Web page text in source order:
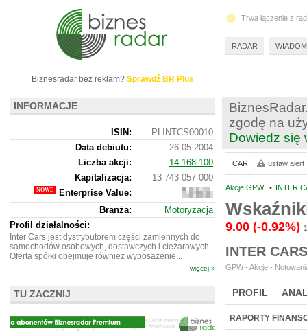
zgodę na
Dowiedz się
Akcje GPW • INTER
9.00 (-0.92%)
INTER
GPW - Akcje -
PROFIL
WYCENA BR
RAPORTY
CAR: ustaw alert
Biznesradar bez reklam? Sprawdź BR Plus
INFORMACJE
ISIN:
PLINTCS00010
Data debiutu:
26.05.2004
Liczba akcji:
14 168 100
Kapitalizacja:
13 743 057 000
Enterprise Value:
16
445
291
Branża:
Motoryzacja
Profil działalności:
Inter Cars jest dystrybutorem części zamiennych do
samochodów osobowych, dostawczych i ciężarowych.
Oferta spółki obejmuje również wyposażenie...
więcej »
TU ZACZNIJ
Trwa łączenie z
RADAR